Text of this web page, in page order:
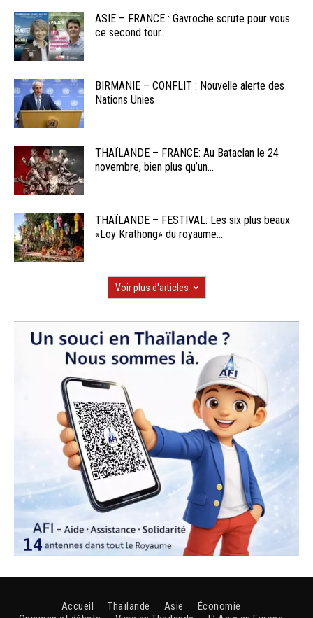
ASIE – FRANCE : Gavroche scrute pour vous
ce second tour...
BIRMANIE – CONFLIT : Nouvelle alerte des
Nations Unies
THAÏLANDE – FRANCE: Au Bataclan le 24
novembre, bien plus qu’un...
THAÏLANDE – FESTIVAL: Les six plus beaux
«Loy Krathong» du royaume...
Voir plus d'articles
Accueil Thaïlande Asie
Économie